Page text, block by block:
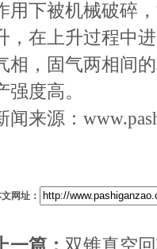
用下被机械破碎
，在上升过程中
相，固气两相间
强度高。
闻来源：
网址：